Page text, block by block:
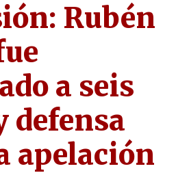
Rubén
a seis
defensa
apelación